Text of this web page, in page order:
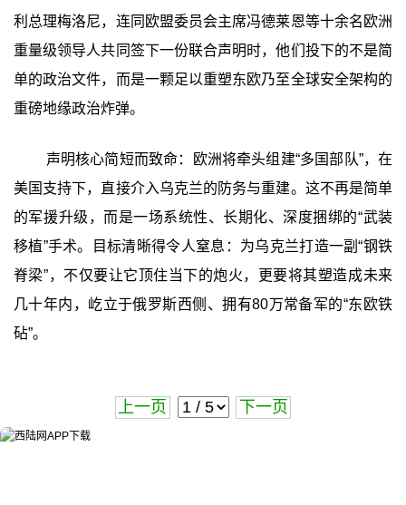
利总理梅洛尼，连同欧盟委员会主席冯德莱恩等十余名欧洲
重量级领导人共同签下一份联合声明时，他们投下的不是简
单的政治文件，而是一颗足以重塑东欧乃至全球安全架构的
重磅地缘政治炸弹。
声明核心简短而致命：欧洲将牵头组建“多国部队”，在
美国支持下，直接介入乌克兰的防务与重建。这不再是简单
的军援升级，而是一场系统性、长期化、深度捆绑的“武装
移植”手术。目标清晰得令人窒息：为乌克兰打造一副“钢铁
脊梁”，不仅要让它顶住当下的炮火，更要将其塑造成未来
几十年内，屹立于俄罗斯西侧、拥有80万常备军的“东欧铁
砧”。
上一页 下一页